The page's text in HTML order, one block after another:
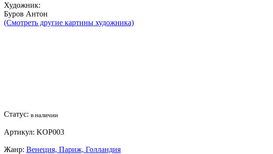
Художник:
Буров Антон
(Смотреть другие картины художника)
Статус: в наличии
Артикул: KOP003
Жанр: Венеция, Париж, Голландия